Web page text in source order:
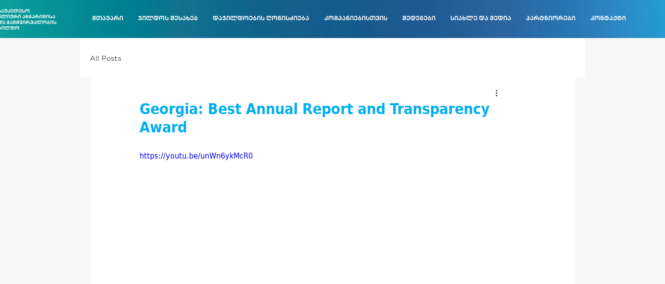
მთავარი ჯილდოს შესახებ დაჯილდოების ღონისძიება კომპანიებისთვის შედეგები სიახლე და მედია პარტნიორები კონტაქტი
All Posts
Georgia: Best Annual Report and Transparency
Award
https://youtu.be/unWn6ykMcR0